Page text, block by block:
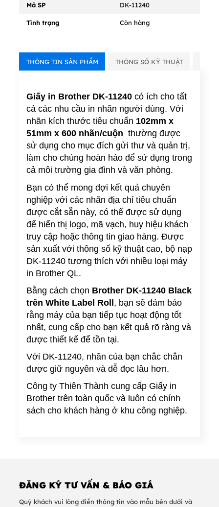
Mã SP DK-11240
Tình trạng Còn hàng
THÔNG TIN SẢN PHẨM THÔNG SỐ KỸ THUẬT
Giấy in Brother DK-11240 có ích cho tất
cả các nhu cầu in nhãn người dùng. Với
nhãn kích thước tiêu chuẩn 102mm x
51mm x 600 nhãn/cuộn thường được
sử dụng cho mục đích gửi thư và quản trị,
làm cho chúng hoàn hảo để sử dụng trong
cả môi trường gia đình và văn phòng.
Bạn có thể mong đợi kết quả chuyên
nghiệp với các nhãn địa chỉ tiêu chuẩn
được cắt sẵn này, có thể được sử dụng
để hiển thị logo, mã vạch, huy hiệu khách
truy cập hoặc thông tin giao hàng. Được
sản xuất với thông số kỹ thuật cao, bộ nạp
DK-11240 tương thích với nhiều loại máy
in Brother QL.
Bằng cách chọn Brother DK-11240 Black
trên White Label Roll , bạn sẽ đảm bảo
rằng máy của bạn tiếp tục hoạt động tốt
nhất, cung cấp cho bạn kết quả rõ ràng và
được thiết kế để tồn tại.
Với DK-11240, nhãn của bạn chắc chắn
được giữ nguyên và dễ đọc lâu hơn.
Công ty Thiên Thành cung cấp Giấy in
Brother trên toàn quốc và luôn có chính
sách cho khách hàng ở khu công nghiệp.
ĐĂNG KÝ TƯ VẤN & BÁO GIÁ
Quý khách vui lòng điền thông tin vào mẫu bên dưới và